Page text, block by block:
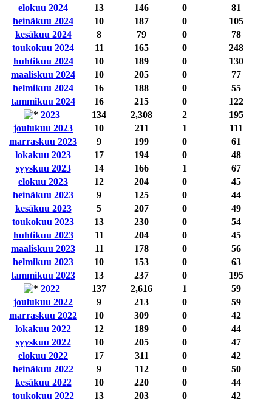
elokuu 2024
13 146 0
81
heinäkuu 2024
10 187 0
105
kesäkuu 2024
8 79 0
78
toukokuu 2024
11 165 0
248
huhtikuu 2024
10 189 0
130
maaliskuu 2024
10 205 0
77
helmikuu 2024
16 188 0
55
tammikuu 2024
16 215 0
122
2023
134 2,308 2
195
joulukuu 2023
10 211 1
111
marraskuu 2023
9 199 0
61
lokakuu 2023
17 194 0
48
syyskuu 2023
14 166 1
67
elokuu 2023
12 204 0
45
heinäkuu 2023
9 125 0
44
kesäkuu 2023
5 207 0
49
toukokuu 2023
13 230 0
54
huhtikuu 2023
11 204 0
45
maaliskuu 2023
11 178 0
56
helmikuu 2023
10 153 0
63
tammikuu 2023
13 237 0
195
2022
137 2,616 1
59
joulukuu 2022
9 213 0
59
marraskuu 2022
10 309 0
42
lokakuu 2022
12 189 0
44
syyskuu 2022
10 205 0
47
elokuu 2022
17 311 0
42
heinäkuu 2022
9 112 0
50
kesäkuu 2022
10 220 0
44
toukokuu 2022
13 203 0
42